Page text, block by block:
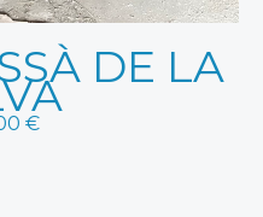
DE LA
€